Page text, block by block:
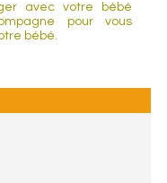
avec votre bébé
pour vous
bébé.